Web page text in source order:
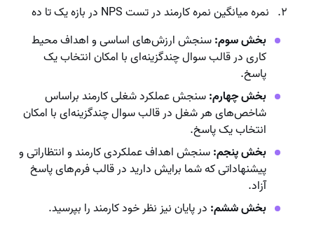
نمره میانگین نمره کارمند در تست NPS در بازه یک تا ده
بخش سوم:سنجش ارزش‌های اساسی و اهداف محیط
کاری در قالب سوال چند‌گزینه‌ای با امکان انتخاب یک
پاسخ.
بخش چهارم:سنجش عملکرد شغلی کارمند براساس
شاخص‌های هر شغل در قالب سوال چند‌گزینه‌ای با امکان
انتخاب یک پاسخ.
بخش پنجم:سنجش اهداف عملکردی کارمند و انتظاراتی و
پیشنهاداتی که شما برایش دارید در قالب فرم‌های پاسخ
آزاد.
بخش ششم: در پایان نیز نظر خود کارمند را بپرسید.